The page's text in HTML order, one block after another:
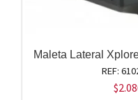
Maleta Lateral
REF:
$